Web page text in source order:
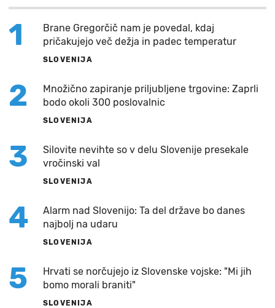
1
Brane Gregorčič nam je povedal, kdaj
pričakujejo več dežja in padec temperatur
SLOVENIJA
2
Množično zapiranje priljubljene trgovine: Zaprli
bodo okoli 300 poslovalnic
SLOVENIJA
3
Silovite nevihte so v delu Slovenije presekale
vročinski val
SLOVENIJA
4
Alarm nad Slovenijo: Ta del države bo danes
najbolj na udaru
SLOVENIJA
5
Hrvati se norčujejo iz Slovenske vojske: "Mi jih
bomo morali braniti"
SLOVENIJA